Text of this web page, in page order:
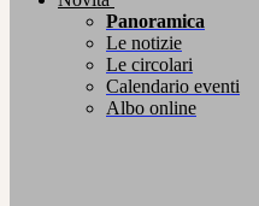
Panoramica
Le notizie
Le circolari
Calendario eventi
Albo online